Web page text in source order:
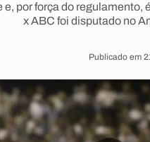
e, por força do
x ABC foi disputado no
Publicado em